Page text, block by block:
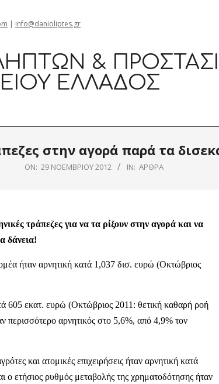
| info@danioliptes.gr
&
ΕΛΛΆΔΟΣ
στην αγορά παρά τα
ON: 29 ΝΟΕΜΒΡΊΟΥ 2012 IN: ΆΡΘΡΑ
τράπεζες για να τα ρίξουν στην αγορά και να
δάνεια!
ήταν αρνητική κατά 1,037 δισ. ευρώ (Οκτώβριος
605 εκατ. ευρώ (Οκτώβριος 2011: θετική καθαρή ροή
περισσότερο αρνητικός στο 5,6%, από 4,9% τον
και ατομικές επιχειρήσεις ήταν αρνητική κατά
ετήσιος ρυθμός μεταβολής της χρηματοδότησης ήταν